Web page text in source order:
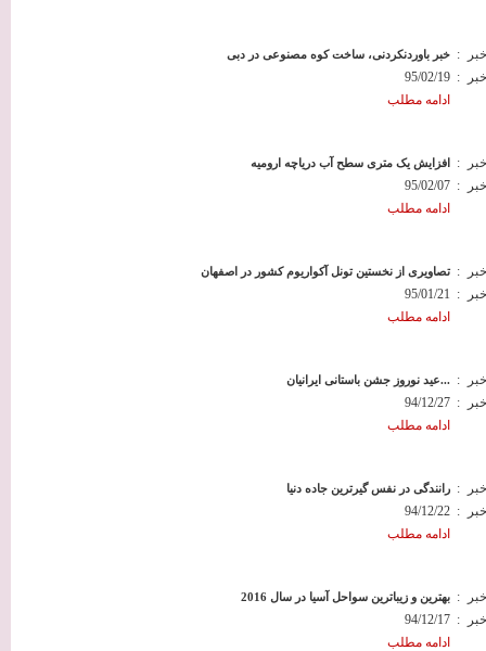
خبر باوردنکردنی، ساخت کوه مصنوعی در دبی :
95/02/19 :
ادامه مطلب
افزایش یک متری سطح آب دریاچه ارومیه :
95/02/07 :
ادامه مطلب
تصاویری از نخستین تونل آکواریوم کشور در اصفهان :
95/01/21 :
ادامه مطلب
عید نوروز جشن باستانی ایرانیان... :
94/12/27 :
ادامه مطلب
رانندگی در نفس گیرترین جاده دنیا :
94/12/22 :
ادامه مطلب
بهترین و زیباترین سواحل آسیا در سال 2016 :
94/12/17 :
ادامه مطلب